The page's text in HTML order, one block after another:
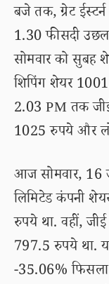
बजे तक, ग्रेट
1.30 फीसदी
सोमवार को सुबह
शिपिंग शेयर
2.03 PM तक
1025 रुपये और
आज सोमवार, 16
लिमिटेड कंपनी
रुपये था. वहीं,
797.5 रुपये था.
-35.06% फिसला